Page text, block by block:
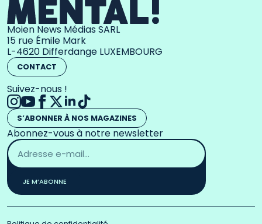
Moien News Médias SARL
15 rue Émile Mark
L-4620 Differdange LUXEMBOURG
CONTACT
Suivez-nous !
S’ABONNER À NOS MAGAZINES
Abonnez-vous à notre newsletter
Adresse
email
*
JE M’ABONNE